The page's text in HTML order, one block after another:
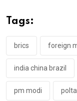
Tags:
brics foreign
india china brazil
pm modi